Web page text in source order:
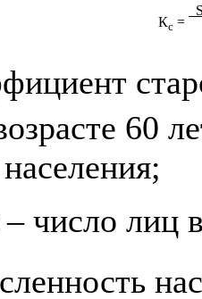
Кс =
60
число лиц